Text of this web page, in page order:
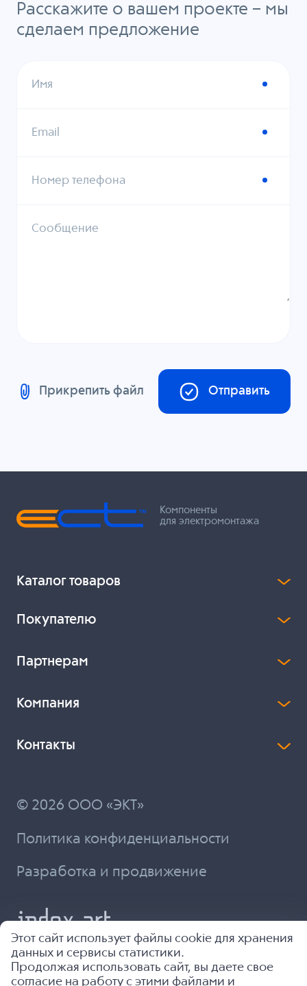
Расскажите о вашем проекте – мы
сделаем предложение
Имя
Email
Номер телефона
Сообщение
Прикрепить файл Отправить
Компоненты
для электромонтажа
Каталог товаров
Покупателю
Партнерам
Компания
Контакты
© 2026 ООО «ЭКТ»
Политика конфиденциальности
Разработка и продвижение
Этот сайт использует файлы cookie для хранения
данных и сервисы статистики.
Продолжая использовать сайт, вы даете свое
согласие на работу с этими файлами и